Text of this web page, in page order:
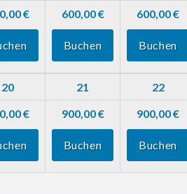
€ 600,00 €
Buchen
600,00 €
Buchen
20 21 22
€ 900,00 €
Buchen
900,00 €
Buchen